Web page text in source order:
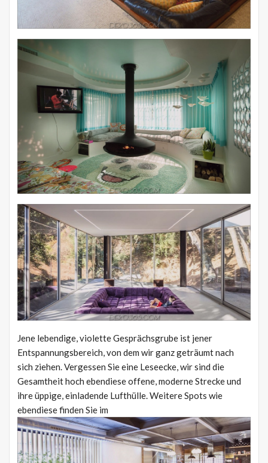
Jene lebendige, violette Gesprächsgrube ist jener
Entspannungsbereich, von dem wir ganz geträumt nach
sich ziehen. Vergessen Sie eine Leseecke, wir sind die
Gesamtheit hoch ebendiese offene, moderne Strecke und
ihre üppige, einladende Lufthülle. Weitere Spots wie
ebendiese finden Sie im